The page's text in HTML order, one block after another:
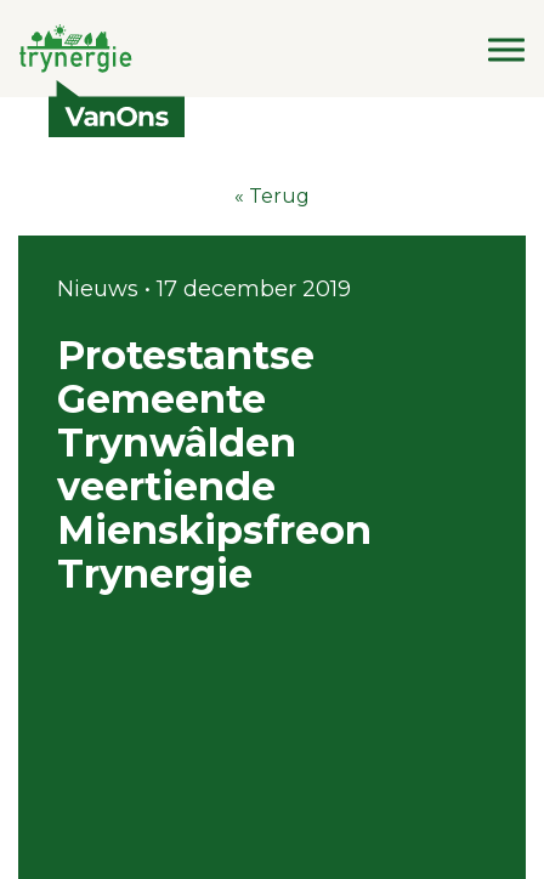
« Terug
Nieuws • 17 december 2019
Protestantse
Gemeente
Trynwâlden
veertiende
Mienskipsfreon
Trynergie